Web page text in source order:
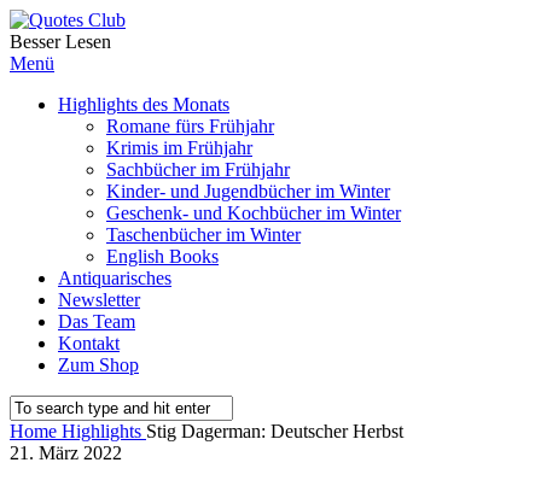
Besser Lesen
Menü
Highlights des Monats
Romane fürs Frühjahr
Krimis im Frühjahr
Sachbücher im Frühjahr
Kinder- und Jugendbücher im Winter
Geschenk- und Kochbücher im Winter
Taschenbücher im Winter
English Books
Antiquarisches
Newsletter
Das Team
Kontakt
Zum Shop
Home Highlights Stig Dagerman: Deutscher Herbst
21. März 2022